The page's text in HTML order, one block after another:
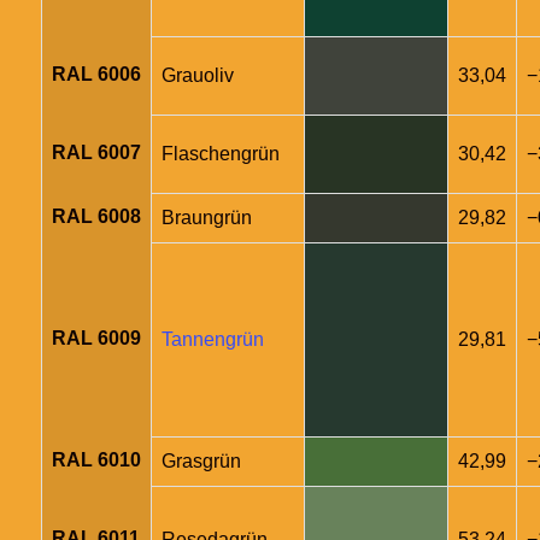
RAL 6006 Grauoliv 33,04
RAL 6007 Flaschengrün 30,42
RAL 6008 Braungrün 29,82
RAL 6009 Tannengrün 29,81
RAL 6010 Grasgrün 42,99